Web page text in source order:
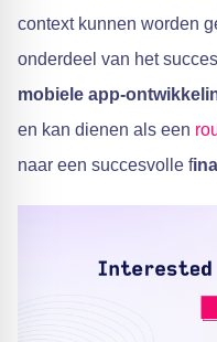
context kunnen worden
onderdeel van het
mobiele app-
en kan dienen als een
naar een succesvolle f